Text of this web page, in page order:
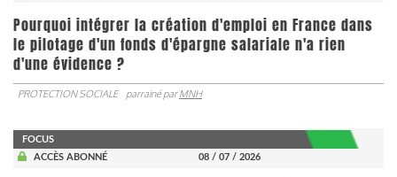
Pourquoi intégrer la création d'emploi en France dans
le pilotage d'un fonds d'épargne salariale n'a rien
d'une évidence ?
PROTECTION SOCIALE parrainé parMNH
FOCUS
ACCÈS ABONNÉ
08 / 07 / 2026